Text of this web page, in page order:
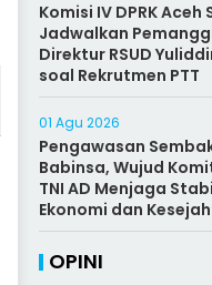
Komisi IV DPRK Aceh
Jadwalkan
Direktur RSUD
soal Rekrutmen PTT
01 Agu 2026
Pengawasan
Babinsa, Wujud
TNI AD Menjaga
Ekonomi dan
Rakyat
OPINI